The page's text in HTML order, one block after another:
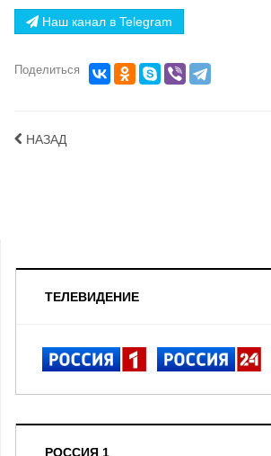
Наш канал в Telegram
Поделиться
НАЗАД
ТЕЛЕВИДЕНИЕ
РОССИЯ 1